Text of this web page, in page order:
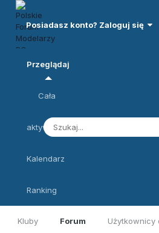
Posiadasz konto? Zaloguj się
Przeglądaj
Kluby Forum Użytkownicy
Cała
aktywność
Kalendarz
Ranking